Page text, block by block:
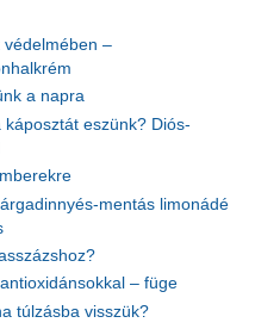
védelmében –
a napra
eszünk? Diós-
mentás limonádé
– füge
túlzásba visszük?